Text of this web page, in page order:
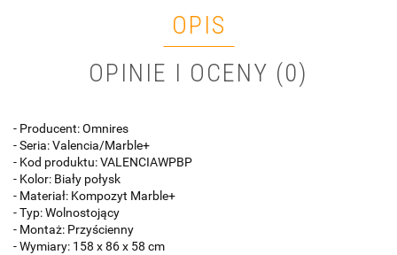
OPIS
OPINIE I OCENY (0)
- Producent: Omnires
- Seria: Valencia/Marble+
- Kod produktu: VALENCIAWPBP
- Kolor: Biały połysk
- Materiał: Kompozyt Marble+
- Typ: Wolnostojący
- Montaż: Przyścienny
- Wymiary: 158 x 86 x 58 cm